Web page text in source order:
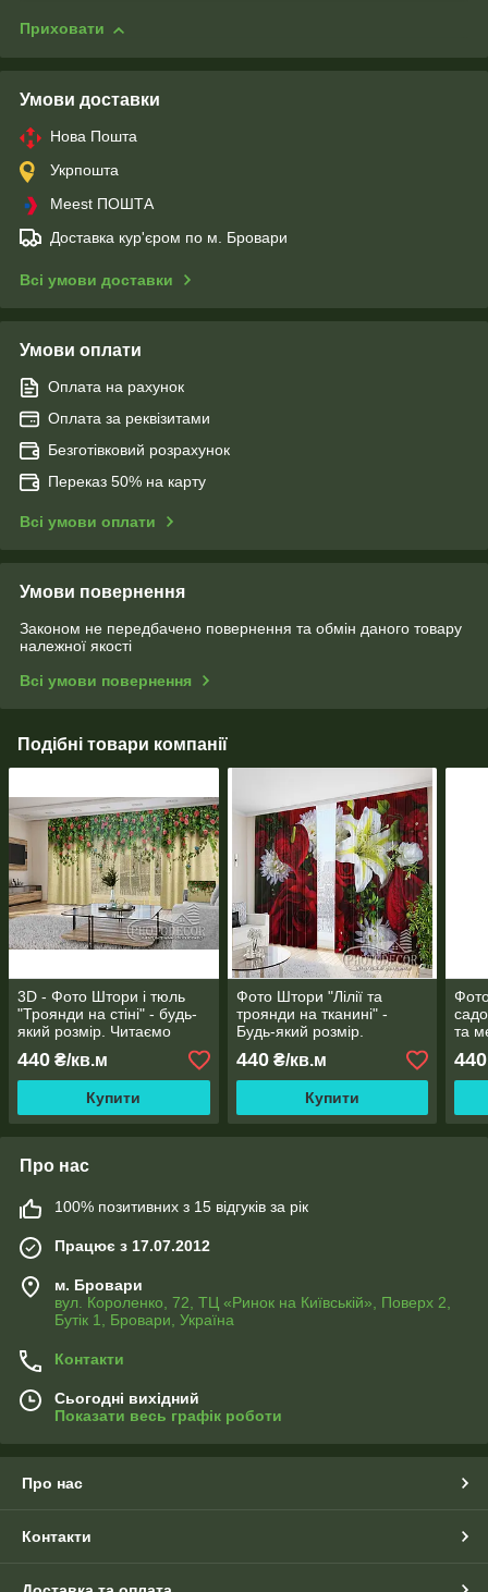
Приховати
Умови доставки
Нова Пошта
Укрпошта
Meest ПОШТА
Доставка кур'єром по м. Бровари
Всі умови доставки
Умови оплати
Оплата на рахунок
Оплата за реквізитами
Безготівковий розрахунок
Переказ 50% на карту
Всі умови оплати
Умови повернення
Законом не передбачено повернення та обмін даного товару
належної якості
Всі умови повернення
Подібні товари компанії
3D - Фото Штори і тюль
"Троянди на стіні" - будь-
який розмір. Читаємо
440 ₴/кв.м
Купити
Фото Штори "Лілії та
троянди на тканині" -
Будь-який розмір.
440₴/кв.м
Купити
та
440
Про нас
100% позитивних з 15 відгуків за рік
Працює з 17.07.2012
м. Бровари
вул. Короленко, 72, ТЦ «Ринок на Київській», Поверх 2,
Бутік 1, Бровари, Україна
Контакти
Сьогодні вихідний
Показати весь графік роботи
Про нас
Контакти